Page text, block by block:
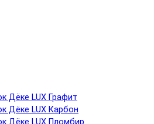
Дёке LUX Графит
Дёке LUX Карбон